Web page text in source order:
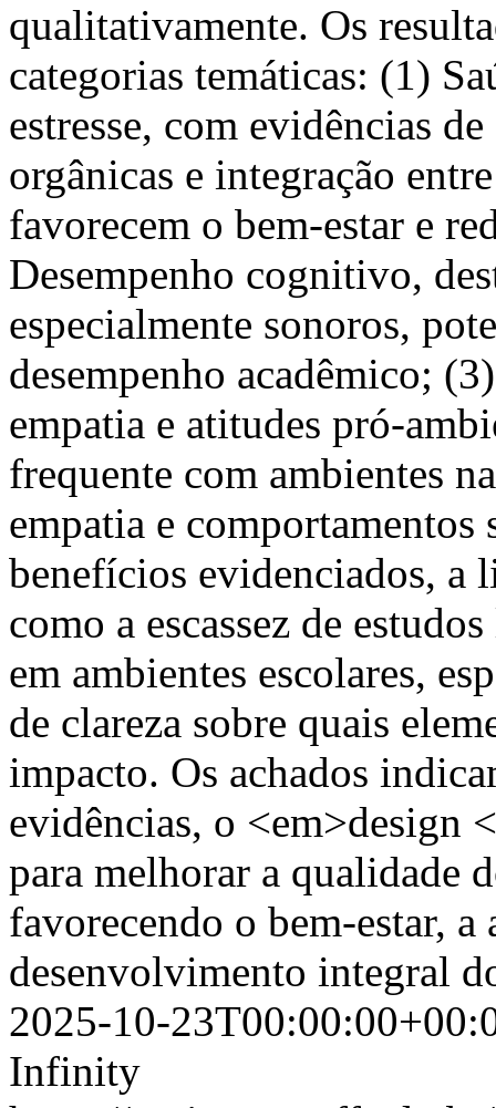
qualitativamente. Os
categorias temáticas: (1)
estresse, com evidências
orgânicas e integração
favorecem o bem-estar e
Desempenho cognitivo,
especialmente sonoros,
desempenho acadêmico;
empatia e atitudes pró-
frequente com ambientes
empatia e comportamentos
benefícios evidenciados, a
como a escassez de
em ambientes escolares,
de clareza sobre quais
impacto. Os achados
evidências, o
para melhorar a qualidade
favorecendo o bem-estar, a
desenvolvimento integral
2025-10-
Infinity